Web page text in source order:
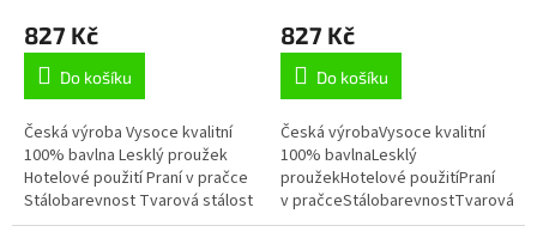
827 Kč
Do košíku
Česká výroba Vysoce kvalitní
100% bavlna Lesklý proužek
Hotelové použití Praní v pračce
Stálobarevnost Tvarová stálost
Možnost úpravy na míru
70, Zip
827 Kč
Do košíku
Česká výrobaVysoce kvalitní
100% bavlnaLesklý
proužekHotelové použitíPraní
v pračceStálobarevnostTvarová
stálostMožnost úpravy na míru